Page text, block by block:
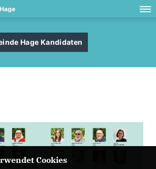
Hage Kandidaten
Cookies